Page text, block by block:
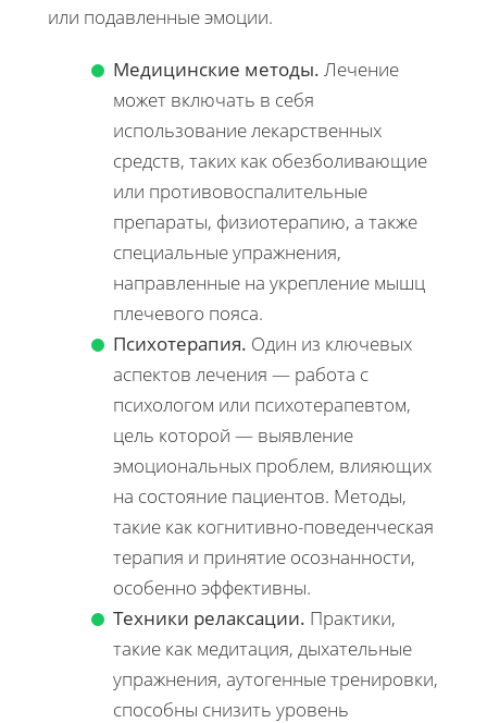
или подавленные эмоции.
Медицинские методы. Лечение
может включать в себя
использование лекарственных
средств, таких как обезболивающие
или противовоспалительные
препараты, физиотерапию, а также
специальные упражнения,
направленные на укрепление мышц
плечевого пояса.
Психотерапия. Один из ключевых
аспектов лечения — работа с
психологом или психотерапевтом,
цель которой — выявление
эмоциональных проблем, влияющих
на состояние пациентов. Методы,
такие как когнитивно-поведенческая
терапия и принятие осознанности,
особенно эффективны.
Техники релаксации. Практики,
такие как медитация, дыхательные
упражнения, аутогенные тренировки,
способны снизить уровень